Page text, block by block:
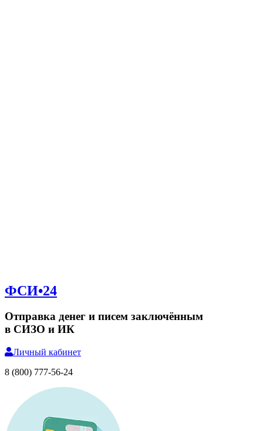
ФСИ•24
Отправка денег и писем заключённым
в СИЗО и ИК
Личный кабинет
8 (800) 777-56-24